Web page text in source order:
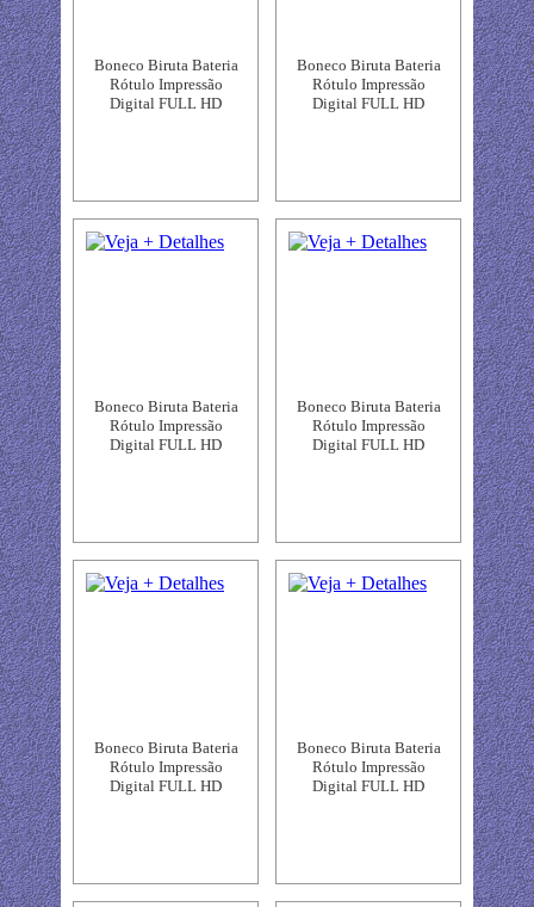
Boneco Biruta Bateria
Rótulo Impressão
Digital FULL HD
Boneco Biruta Bateria
Rótulo Impressão
Digital FULL HD
Boneco Biruta Bateria
Rótulo Impressão
Digital FULL HD
Boneco Biruta Bateria
Rótulo Impressão
Digital FULL HD
Boneco Biruta Bateria
Rótulo Impressão
Digital FULL HD
Boneco Biruta Bateria
Rótulo Impressão
Digital FULL HD